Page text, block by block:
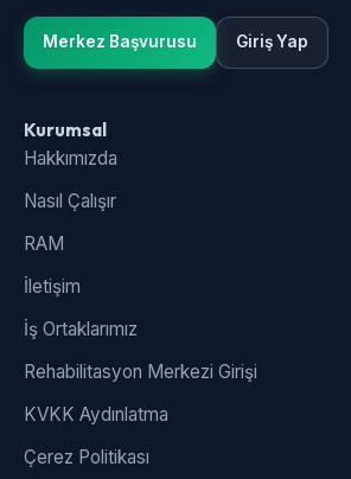
Merkez Başvurusu Giriş Yap
Kurumsal
Hakkımızda
Nasıl Çalışır
RAM
İletişim
İş Ortaklarımız
Rehabilitasyon Merkezi Girişi
KVKK Aydınlatma
Çerez Politikası